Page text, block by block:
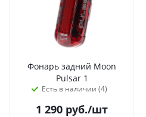
Фонарь задний Moon
Pulsar 1
Есть в наличии (4)
1 290 руб./шт